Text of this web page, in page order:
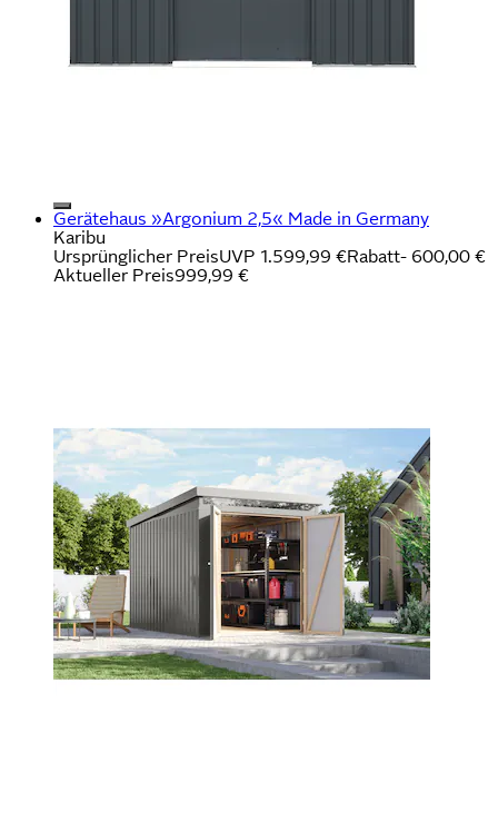
Gerätehaus »Argonium 2,5« Made in Germany
Karibu
Ursprünglicher PreisUVP 1.599,99 €Rabatt- 600,00 €
Aktueller Preis999,99 €